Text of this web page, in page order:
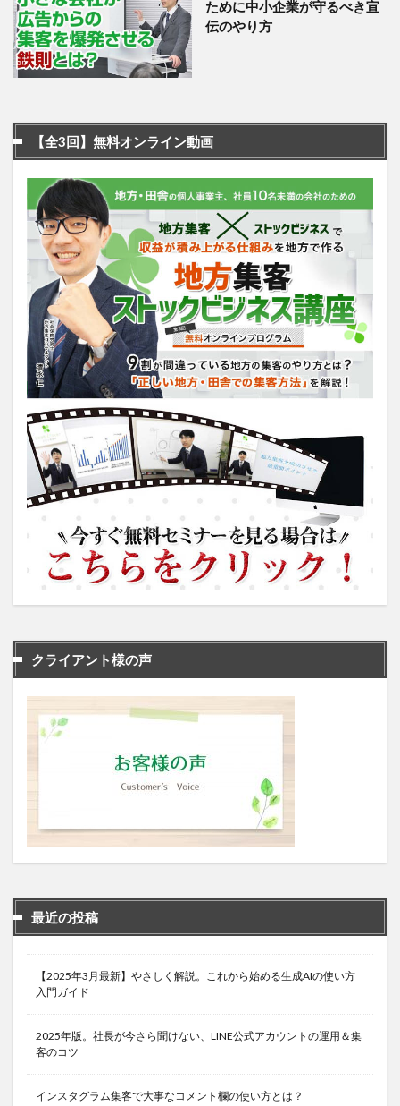
ために中小企業が守るべき宣
伝のやり方
【全3回】無料オンライン動画
クライアント様の声
最近の投稿
【2025年3月最新】やさしく解説。これから始める生成AIの使い方
入門ガイド
2025年版。社長が今さら聞けない、LINE公式アカウントの運用＆集
客のコツ
インスタグラム集客で大事なコメント欄の使い方とは？